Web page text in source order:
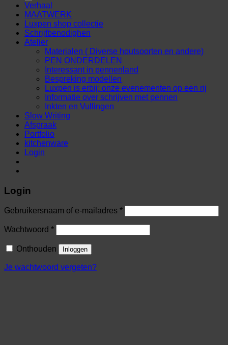
Verhaal
MAATWERK
Luxpen shop collectie
Schrijfbenodighen
Atelier
Materialen ( Diverse houtsoorten en andere)
PEN ONDERDELEN
Interessant in pennenland
Bespreking modellen
Luxpen is erbij: onze evenementen op een rij
Informatie over schrijven met pennen
Inkten en Vullingen
Slow Writing
Afspraak
Portfolio
kitchenware
Login
Login
Gebruikersnaam of e-mailadres *
Wachtwoord *
Onthouden Inloggen
Je wachtwoord vergeten?